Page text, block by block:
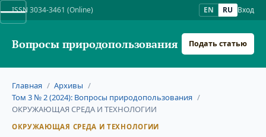
ISSN 3034-3461 (Online) EN RU Вход
Вопросы природопользования Подать статью
Главная / Архивы /
Том 3 № 2 (2024): Вопросы природопользования /
ОКРУЖАЮЩАЯ СРЕДА И ТЕХНОЛОГИИ
ОКРУЖАЮЩАЯ СРЕДА И ТЕХНОЛОГИИ